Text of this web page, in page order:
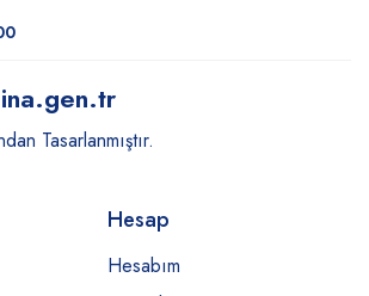
Tasarlanmıştır.
Hesap
Hesabım